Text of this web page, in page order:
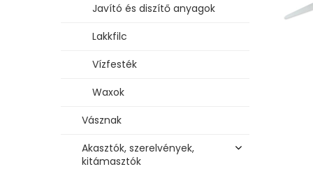
Javító és diszítő anyagok
Lakkfilc
Vízfesték
Waxok
Vásznak
Akasztók, szerelvények,
kitámasztók